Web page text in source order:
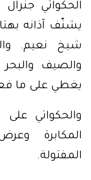
الحكواتي
يشنّف آذانه
شيخ نعيم.
والصيف
يغطي على ما
والحكواتي
المكابرة
المفتولة.